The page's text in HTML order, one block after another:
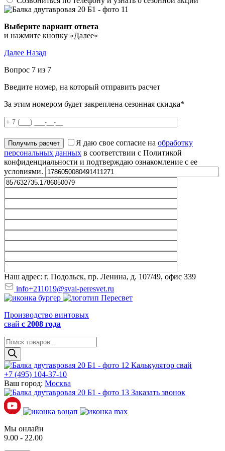
Выберите вариант ответа
и нажмите кнопку «Далее»
Далее Назад
Вопрос 7 из 7
Введите номер, на который отправить расчет
За этим номером будет закреплена сезонная скидка*
Я даю свое согласие на обработку
персональных данных в соответствии с Политикой
конфиденциальности и подтверждаю ознакомление с ее
условиями.
Наш адрес: г. Подольск, пр. Ленина, д. 107/49, офис 339
info+211019@svai-peresvet.ru
Производство винтовых
свай с 2008 года
Поиск
товаров
Калькулятор свай
+7 (495) 104-37-10
Ваш город: Москва
Заказать звонок
Мы онлайн
9.00 - 22.00